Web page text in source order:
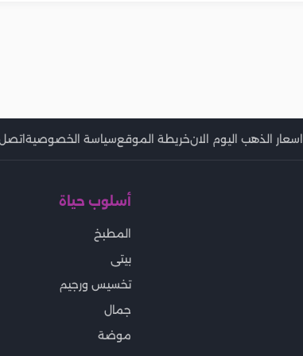
اسعار الذهب اليوم الانخريطة الموقعسياسة الخصوصيةاتصل
أسلوب حياة
المطبخ
بيتى
تخسيس ورجيم
جمال
موضة